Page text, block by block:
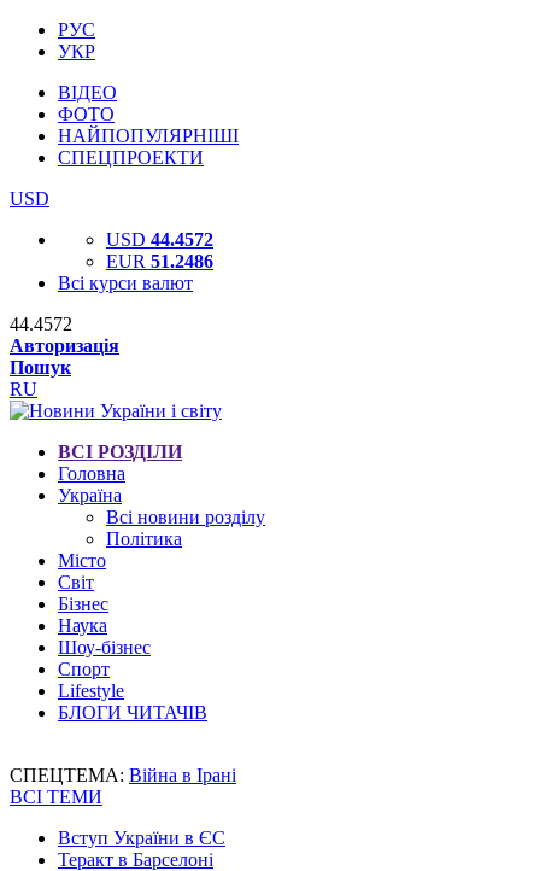
РУС
УКР
ВІДЕО
ФОТО
НАЙПОПУЛЯРНІШІ
СПЕЦПРОЕКТИ
USD
USD 44.4572
EUR 51.2486
Всі курси валют
44.4572
Авторизація
Пошук
RU
ВСІ РОЗДІЛИ
Головна
Україна
Всі новини розділу
Політика
Місто
Світ
Бізнес
Наука
Шоу-бізнес
Спорт
Lifestyle
БЛОГИ ЧИТАЧІВ
СПЕЦТЕМА: Війна в Ірані
ВСІ ТЕМИ
Вступ України в ЄС
Теракт в Барселоні